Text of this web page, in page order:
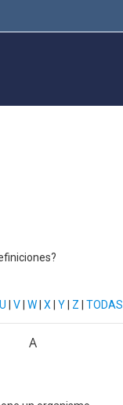
U V| W| X Y| Z TODAS
A